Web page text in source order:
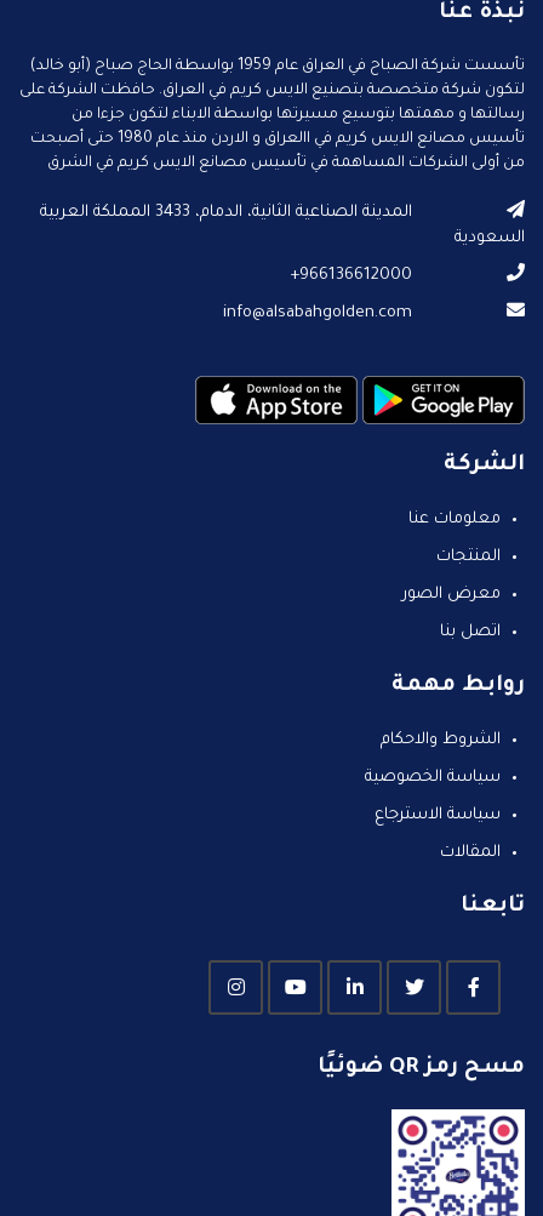
نبذة عنا
تأسست شركة الصباح في العراق عام 1959 بواسطة الحاج صباح (أبو خالد)
لتكون شركة متخصصة بتصنيع الايس كريم في العراق. حافظت الشركة على
رسالتها و مهمتها بتوسيع مسيرتها بواسطة الابناء لتكون جزءا من
تأسيس مصانع الايس كريم في االعراق و الاردن منذ عام 1980 حتى أصبحت
من أولى الشركات المساهمة في تأسيس مصانع الايس كريم في الشرق
المدينة الصناعية الثانية، الدمام، 3433 المملكة العربية
السعودية
966136612000+
info@alsabahgolden.com
الشركة
معلومات عنا
المنتجات
معرض الصور
اتصل بنا
روابط مهمة
الشروط والاحكام
سياسة الخصوصية
سياسة الاسترجاع
المقالات
تابعنا
مسح رمز QR ضوئيًا